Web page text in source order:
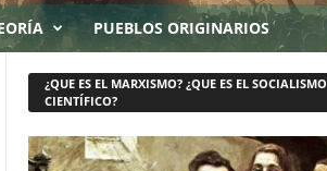
PUEBLOS ORIGINARIOS
¿QUE ES EL MARXISMO? ¿QUE ES EL SOCIALISMO
CIENTÍFICO?